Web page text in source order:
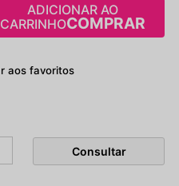
ADICIONAR AO
CARRINHO